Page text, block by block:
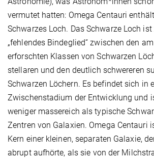
vermutet hatten: Omega Centauri
Schwarzes Loch. Das Schwarze Loch
„fehlendes Bindeglied“ zwischen den
erforschten Klassen von Schwarzen
stellaren und den deutlich schwereren
Schwarzen Löchern. Es befindet sich in
Zwischenstadium der Entwicklung und
weniger massereich als typische
Zentren von Galaxien. Omega Centauri
Kern einer kleinen, separaten Galaxie,
abrupt aufhörte, als sie von der